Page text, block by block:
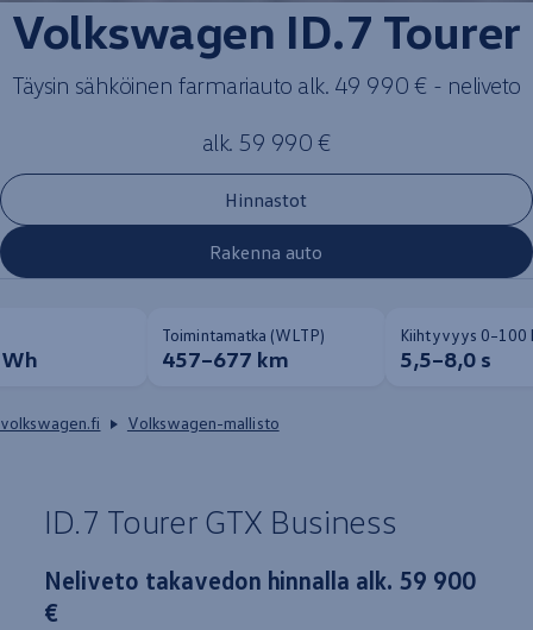
Volkswagen ID.7 Tourer
Täysin sähköinen farmari­auto alk. 49 990 € - neliveto
alk. 59 990 €
Hinnastot
Rakenna auto
Toimintamatka (WLTP)
457–677 km
Kiihtyvyys 0–100
5,5–8,0 s
volkswagen.fi Volkswagen-mallisto
ID.7 TourerGTX Business
Neliveto takavedon hinnalla alk. 59 900
€